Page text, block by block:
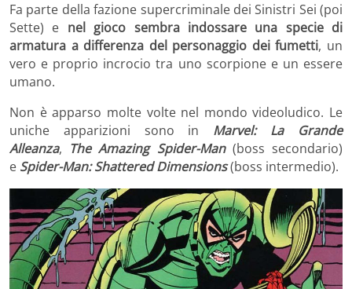
Fa parte della fazione supercriminale dei Sinistri Sei (poi
Sette) e nel gioco sembra indossare una specie di
armatura a differenza del personaggio dei fumetti, un
vero e proprio incrocio tra uno scorpione e un essere
umano.
Non è apparso molte volte nel mondo videoludico. Le
uniche apparizioni sono in Marvel: La Grande
Alleanza, The Amazing Spider-Man (boss secondario)
e Spider-Man: Shattered Dimensions(boss intermedio).